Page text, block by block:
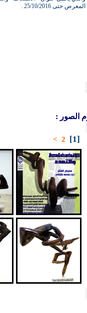
المعرض حتى 25/10/2016 .
الصور :
[1]
2
>